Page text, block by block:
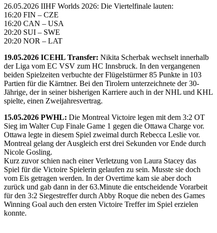
26.05.2026 IIHF Worlds 2026: Die Viertelfinale lauten:
16:20 FIN – CZE
16:20 CAN – USA
20:20 SUI – SWE
20:20 NOR – LAT
19.05.2026 ICEHL Transfer: Nikita Scherbak wechselt innerhalb
der Liga vom EC VSV zum HC Innsbruck. In den vergangenen
beiden Spielzeiten verbuchte der Flügelstürmer 85 Punkte in 103
Partien für die Kärntner. Bei den Tirolern unterzeichnete der 30-
Jährige, der in seiner bisherigen Karriere auch in der NHL und KHL
spielte, einen Zweijahresvertrag.
15.05.2026 PWHL: Die Montreal Victoire legen mit dem 3:2 OT
Sieg im Walter Cup Finale Game 1 gegen die Ottawa Charge vor.
Ottawa legte in diesem Spiel zweimal durch Rebecca Leslie vor.
Montreal gelang der Ausgleich erst drei Sekunden vor Ende durch
Nicole Gosling.
Kurz zuvor schien nach einer Verletzung von Laura Stacey das
Spiel für die Victoire Spielerin gelaufen zu sein. Musste sie doch
vom Eis getragen werden. In der Overtime kam sie aber doch
zurück und gab dann in der 63.Minute die entscheidende Vorarbeit
für den 3:2 Siegestreffer durch Abby Roque die neben des Games
Winning Goal auch den ersten Victoire Treffer im Spiel erzielen
konnte.